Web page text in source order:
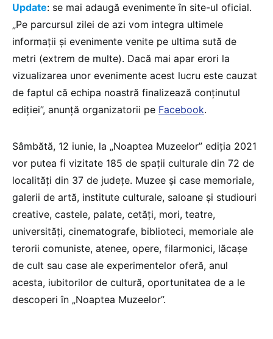
Update: se mai adaugă evenimente în site-ul oficial.
„Pe parcursul zilei de azi vom integra ultimele
informații și evenimente venite pe ultima sută de
metri (extrem de multe). Dacă mai apar erori la
vizualizarea unor evenimente acest lucru este cauzat
de faptul că echipa noastră finalizează conținutul
ediției”, anunță organizatorii pe Facebook.
Sâmbătă, 12 iunie, la „Noaptea Muzeelor” ediția 2021
vor putea fi vizitate 185 de spaţii culturale din 72 de
localităţi din 37 de judeţe. Muzee şi case memoriale,
galerii de artă, institute culturale, saloane şi studiouri
creative, castele, palate, cetăţi, mori, teatre,
universităţi, cinematografe, biblioteci, memoriale ale
terorii comuniste, atenee, opere, filarmonici, lăcaşe
de cult sau case ale experimentelor oferă, anul
acesta, iubitorilor de cultură, oportunitatea de a le
descoperi în „Noaptea Muzeelor”.